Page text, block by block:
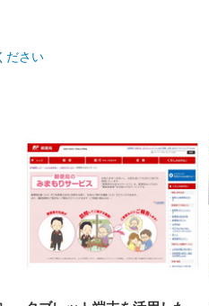
フィスチェア デスク
ない テレワーク
付き 高反発クッシ
ェア 通気性メッシ
ング/勉強/事務用 お
ソコンチェア (ブラ
ン PCチェア 通気性
ゲーミング/勉強/事
ゃれ パソコンチェア
ト)
充電フッ
ZDM1J）
ーライフ ネオ・オム
用 26枚入り 単品
ださい